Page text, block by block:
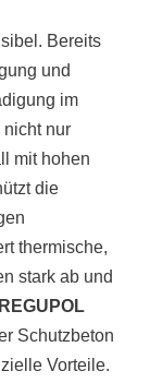
Bereits
und
im
nur
mit hohen
die
thermische,
stark ab und
REGUPOL
Schutzbeton
Vorteile.